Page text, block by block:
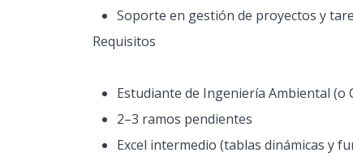
Soporte en gestión de proyectos y
Requisitos
Estudiante de Ingeniería Ambiental (o
2–3 ramos pendientes
Excel intermedio (tablas dinámicas y